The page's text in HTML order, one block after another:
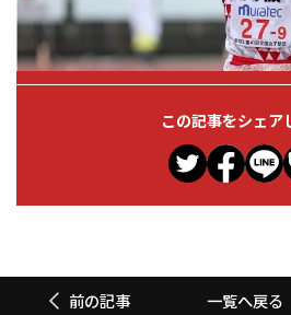
この記事をシェア
前の記事 一覧へ戻る